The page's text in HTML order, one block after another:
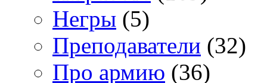
Негры (5)
Преподаватели (32)
Про армию (36)